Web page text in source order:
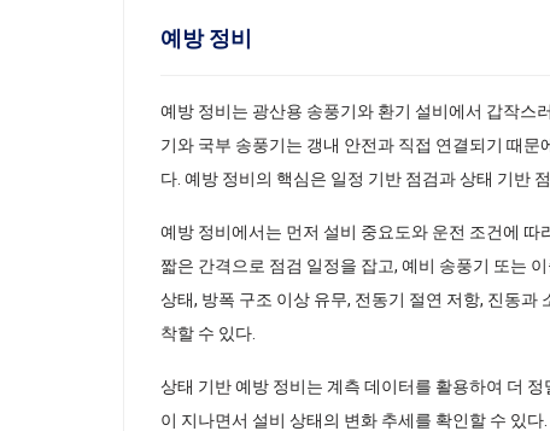
예방 정비
예방 정비는 광산용 송풍기와 환기 설비에서 갑작스
기와 국부 송풍기는 갱내 안전과 직접 연결되기 때
다. 예방 정비의 핵심은 일정 기반 점검과 상태 기반
예방 정비에서는 먼저 설비 중요도와 운전 조건에
짧은 간격으로 점검 일정을 잡고, 예비 송풍기 또는
상태, 방폭 구조 이상 유무, 전동기 절연 저항, 진동
착할 수 있다.
상태 기반 예방 정비는 계측 데이터를 활용하여 더
이 지나면서 설비 상태의 변화 추세를 확인할 수 있